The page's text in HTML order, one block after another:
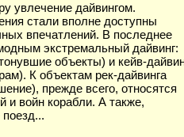
увлечение дайвингом.
стали вполне доступны
впечатлений. В последнее
экстремальный дайвинг:
объекты) и кейв-
К объектам рек-дайвинга
прежде всего, относятся
и войн корабли. А также,